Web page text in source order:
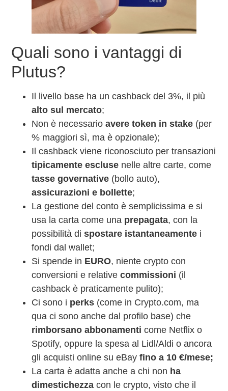
Quali sono i vantaggi di
Plutus?
Il livello base ha un cashback del 3%, il più
alto sul mercato;
Non è necessarioavere token in stake (per
% maggiori sì, ma è opzionale);
Il cashback viene riconosciuto per transazioni
tipicamente escluse nelle altre carte, come
tasse governative (bollo auto),
assicurazioni e bollette;
La gestione del conto è semplicissima e si
usa la carta come una prepagata, con la
possibilità dispostare istantaneamente i
fondi dal wallet;
Si spende in EURO, niente crypto con
conversioni e relativecommissioni (il
cashback è praticamente pulito);
Ci sono i perks (come in Crypto.com, ma
qua ci sono anche dal profilo base) che
rimborsano abbonamenticome Netflix o
Spotify, oppure la spesa al Lidl/Aldi o ancora
gli acquisti online su eBayfino a 10 €/mese;
La carta è adatta anche a chi non ha
dimestichezzacon le crypto, visto che il